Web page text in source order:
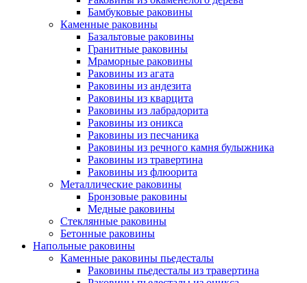
Бамбуковые раковины
Каменные раковины
Базальтовые раковины
Гранитные раковины
Мраморные раковины
Раковины из агата
Раковины из андезита
Раковины из кварцита
Раковины из лабрадорита
Раковины из оникса
Раковины из песчаника
Раковины из речного камня булыжника
Раковины из травертина
Раковины из флюорита
Металлические раковины
Бронзовые раковины
Медные раковины
Стеклянные раковины
Бетонные раковины
Напольные раковины
Каменные раковины пьедесталы
Раковины пьедесталы из травертина